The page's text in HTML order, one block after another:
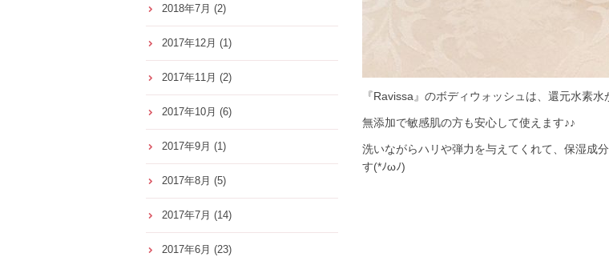
『Ravissa』のボディウォッシュは、還元水素
無添加で敏感肌の方も安心して使えます♪♪
洗いながらハリや弾力を与えてくれて、保湿成
す(*ﾉωﾉ)
2018年7月 (2)
2017年12月 (1)
2017年11月 (2)
2017年10月 (6)
2017年9月 (1)
2017年8月 (5)
2017年7月 (14)
2017年6月 (23)